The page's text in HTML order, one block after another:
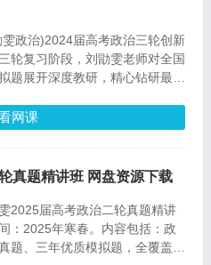
政治)2024届高考政治三轮创新
轮复习阶段，刘勖雯老师对全国
题展开深度教研，精心钻研最新
网课
真题精讲班 网盘资源下载
2025届高考政治二轮真题精讲
：2025年寒春。内容包括：政
题、三年优质模拟题，全覆盖精